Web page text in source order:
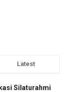
Latest
Silaturahmi